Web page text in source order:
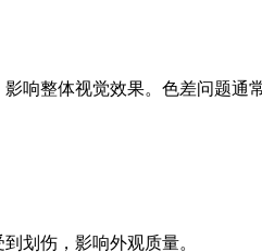
整体视觉效果。色差问题通常与
伤，影响外观质量。